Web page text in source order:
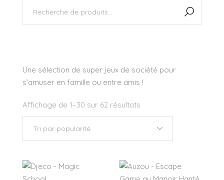
Une sélection de super jeux de société pour
s’amuser en famille ou entre amis !
Affichage de 1–30 sur 62 résultats